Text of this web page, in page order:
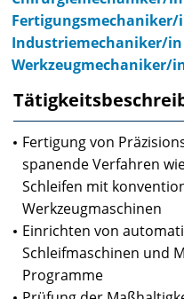
Fertigungsmechaniker/
Industriemechaniker/in
Werkzeugmechaniker/
Fertigung von
spanende Verfahren
Schleifen mit
Werkzeugmaschinen
Einrichten von
Schleifmaschinen und
Programme